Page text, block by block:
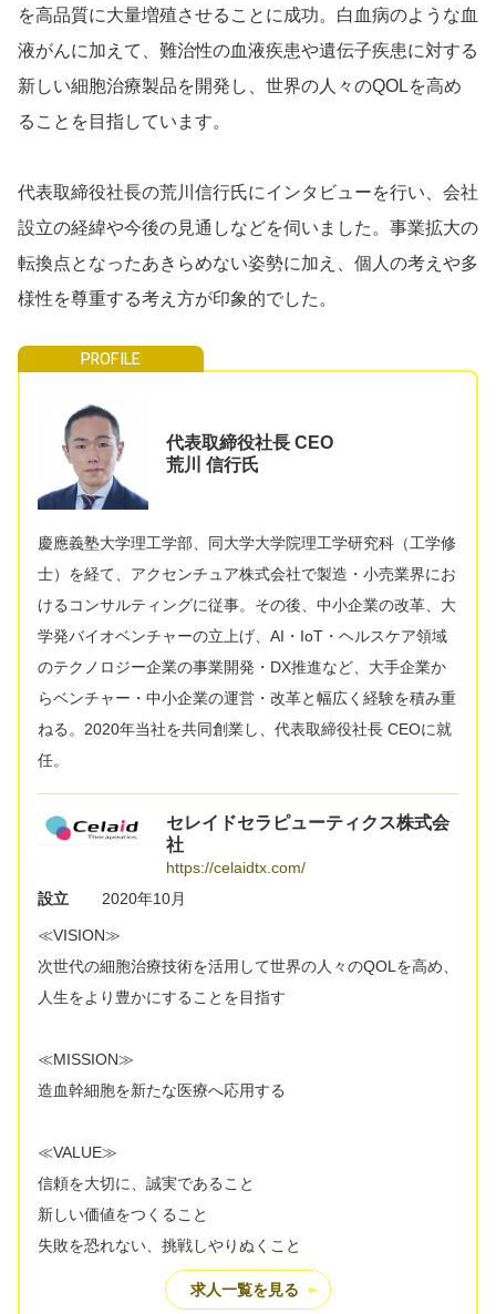
を高品質に大量増殖させることに成功。白血病のような血
液がんに加えて、難治性の血液疾患や遺伝子疾患に対する
新しい細胞治療製品を開発し、世界の人々のQOLを高め
ることを目指しています。
代表取締役社長の荒川信行氏にインタビューを行い、会社
設立の経緯や今後の見通しなどを伺いました。事業拡大の
転換点となったあきらめない姿勢に加え、個人の考えや多
様性を尊重する考え方が印象的でした。
代表取締役社長 CEO
荒川 信行氏
慶應義塾大学理工学部、同大学大学院理工学研究科（工学修
士）を経て、アクセンチュア株式会社で製造・小売業界にお
けるコンサルティングに従事。その後、中小企業の改革、大
学発バイオベンチャーの立上げ、AI・IoT・ヘルスケア領域
のテクノロジー企業の事業開発・DX推進など、大手企業か
らベンチャー・中小企業の運営・改革と幅広く経験を積み重
ねる。2020年当社を共同創業し、代表取締役社長 CEOに就
任。
セレイドセラピューティクス株式会
社
https://celaidtx.com/
設立
2020年10月
≪VISION≫
次世代の細胞治療技術を活用して世界の人々のQOLを高め、
人生をより豊かにすることを目指す
≪MISSION≫
造血幹細胞を新たな医療へ応用する
≪VALUE≫
信頼を大切に、誠実であること
新しい価値をつくること
失敗を恐れない、挑戦しやりぬくこと
求人一覧を見る